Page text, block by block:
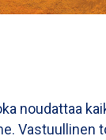
noudattaa
Vastuullinen